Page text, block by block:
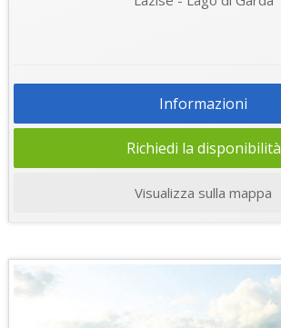
Informazioni
Richiedi la disponibilità
Visualizza sulla mappa